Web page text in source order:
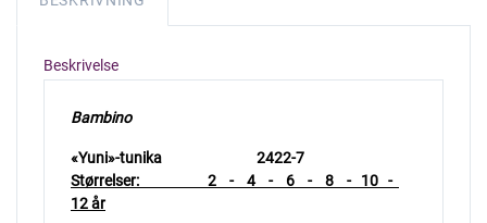
Beskrivelse
Bambino
«Yuni»-tunika 2422-7
Størrelser: 2 - 4 - 6 - 8 - 10 -
12 år